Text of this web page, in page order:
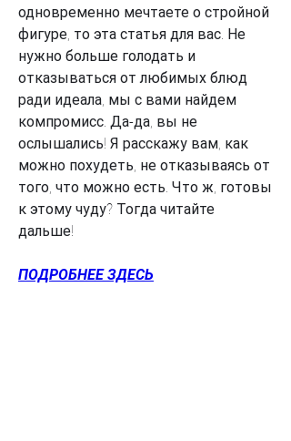
одновременно мечтаете о стройной
фигуре, то эта статья для вас. Не
нужно больше голодать и
отказываться от любимых блюд
ради идеала, мы с вами найдем
компромисс. Да-да, вы не
ослышались! Я расскажу вам, как
можно похудеть, не отказываясь от
того, что можно есть. Что ж, готовы
к этому чуду? Тогда читайте
дальше!
ПОДРОБНЕЕ ЗДЕСЬ